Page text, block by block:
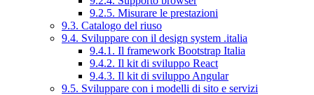
9.2.5. Misurare le prestazioni
9.3. Catalogo del riuso
9.4. Sviluppare con il design system .italia
9.4.1. Il framework Bootstrap Italia
9.4.2. Il kit di sviluppo React
9.4.3. Il kit di sviluppo Angular
9.5. Sviluppare con i modelli di sito e servizi